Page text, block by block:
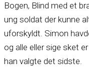
Bogen, Blind med et
ung soldat der kunne
uforskyldt. Simon
og alle eller sige sket
han valgte det sidste.